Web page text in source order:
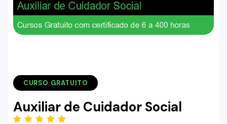
CURSO GRATUITO
Auxiliar de Cuidador Social